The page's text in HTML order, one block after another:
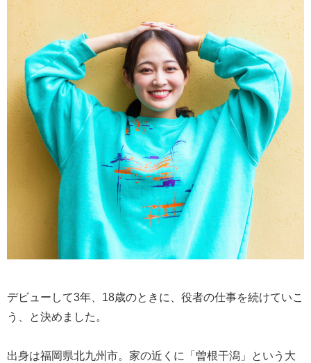
デビューして3年、18歳のときに、役者の仕事を続けていこ
う、と決めました。
出身は福岡県北九州市。家の近くに「曽根干潟」という大